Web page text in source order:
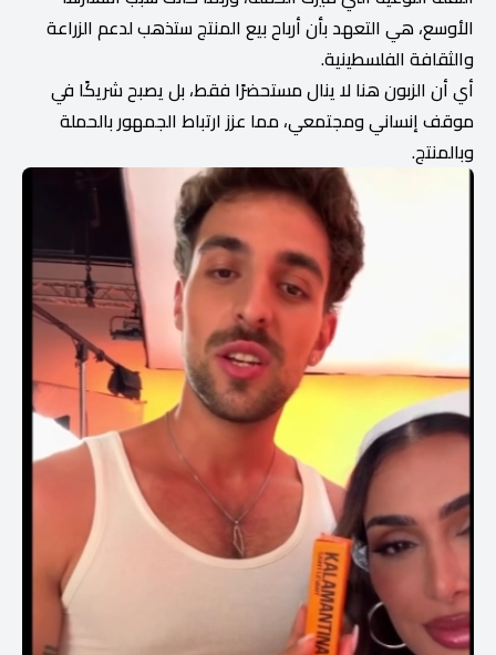
الأوسع، هي التعهد بأن أرباح بيع المنتج ستذهب لدعم الزراعة
والثقافة الفلسطينية.
أي أن الزبون هنا لا ينال مستحضرًا فقط، بل يصبح شريكًا في
موقف إنساني ومجتمعي، مما عزز ارتباط الجمهور بالحملة
وبالمنتج.